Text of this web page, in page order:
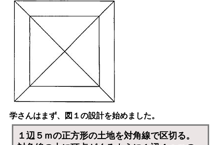
学さんはまず、図１の設計を始めました。
１辺５ｍの正方形の土地を対角線で区切る。